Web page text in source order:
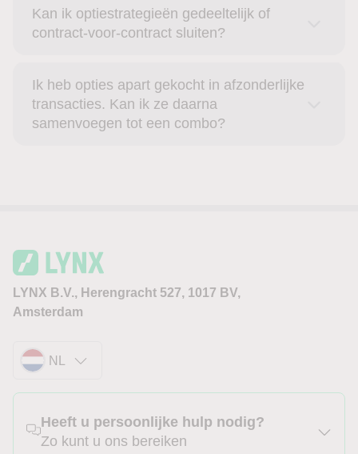
Kan ik optiestrategieën gedeeltelijk of
contract-voor-contract sluiten?
Ik heb opties apart gekocht in afzonderlijke
transacties. Kan ik ze daarna
samenvoegen tot een combo?
LYNX B.V., Herengracht 527, 1017 BV,
Amsterdam
NL
Heeft u persoonlijke hulp nodig?
Zo kunt u ons bereiken